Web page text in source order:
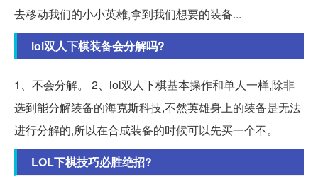
去移动我们的小小英雄,拿到我们想要的装备...
lol双人下棋装备会分解吗?
1、不会分解。 2、lol双人下棋基本操作和单人一样,除非
选到能分解装备的海克斯科技,不然英雄身上的装备是无法
进行分解的,所以在合成装备的时候可以先买一个不。
LOL下棋技巧必胜绝招?